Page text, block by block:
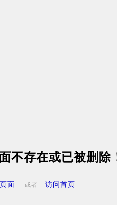
不存在或已被删除
面 或者 访问首页